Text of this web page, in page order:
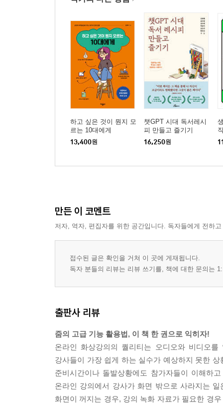
하고 싶은 것이 뭔지 모
르는 10대에게
13,400원
챗GPT 시대 독서레시
피 만들고 즐기기
16,250원
만든 이 코멘트
저자, 역자, 편집자를 위한 공간입니다. 독자들에게 전하
접수된 글은 확인을 거쳐 이 곳에 게재됩니다.
독자 분들의 리뷰는 리뷰 쓰기를, 책에 대한 문의는
출판사 리뷰
줌의 고급 기능 활용법, 이 책 한 권으로 익히자!
온라인 화상강의의 퀄리티는 오디오와 비디오
강사들이 가장 쉽게 하는 실수가 예상하지 못한
준비시간이나 돌발상황에도 참가자들이 이해하
온라인 강의에서 강사가 화면 밖으로 사라지는
화면이 꺼지는 경우, 강의 녹화 자료가 필요한 경